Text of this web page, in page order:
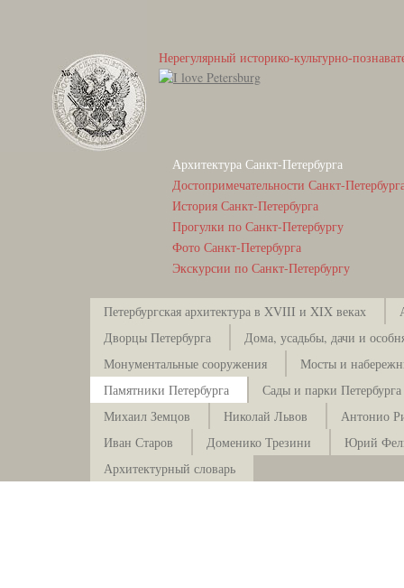
Нерегулярный историко-культурно-
Архитектура Санкт-Петербурга
Достопримечательности Санкт-
История Санкт-Петербурга
Прогулки по Санкт-Петербургу
Фото Санкт-Петербурга
Экскурсии по Санкт-Петербургу
Петербургская архитектура в XVIII и XIX веках
Дворцы Петербурга
Дома, усадьбы, дачи и
Монументальные сооружения
Мосты и
Памятники Петербурга
Сады и парки Петербурга
Михаил Земцов
Николай Львов
Антонио
Иван Старов
Доменико Трезини
Юрий
Архитектурный словарь